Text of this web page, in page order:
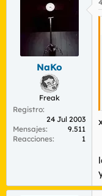
NaKo
Freak
Registro
24 Jul 2003
Mensajes
9.511
Reacciones
1